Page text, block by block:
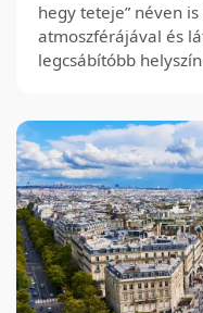
hegy teteje” néven
atmoszférájával és
legcsábítóbb